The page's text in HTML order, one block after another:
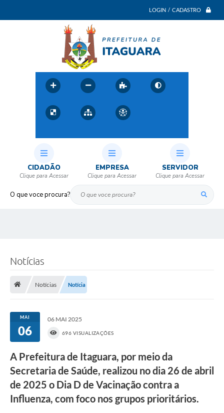
LOGIN / CADASTRO
O que voce procura?
CIDADÃO EMPRESA SERVIDOR
Notícias
Notícias Notícia
MAI
06
06 MAI 2025
696 VISUALIZAÇÕES
A Prefeitura de Itaguara, por meio da
Secretaria de Saúde, realizou no dia 26 de abril
de 2025 o Dia D de Vacinação contra a
Influenza, com foco nos grupos prioritários.